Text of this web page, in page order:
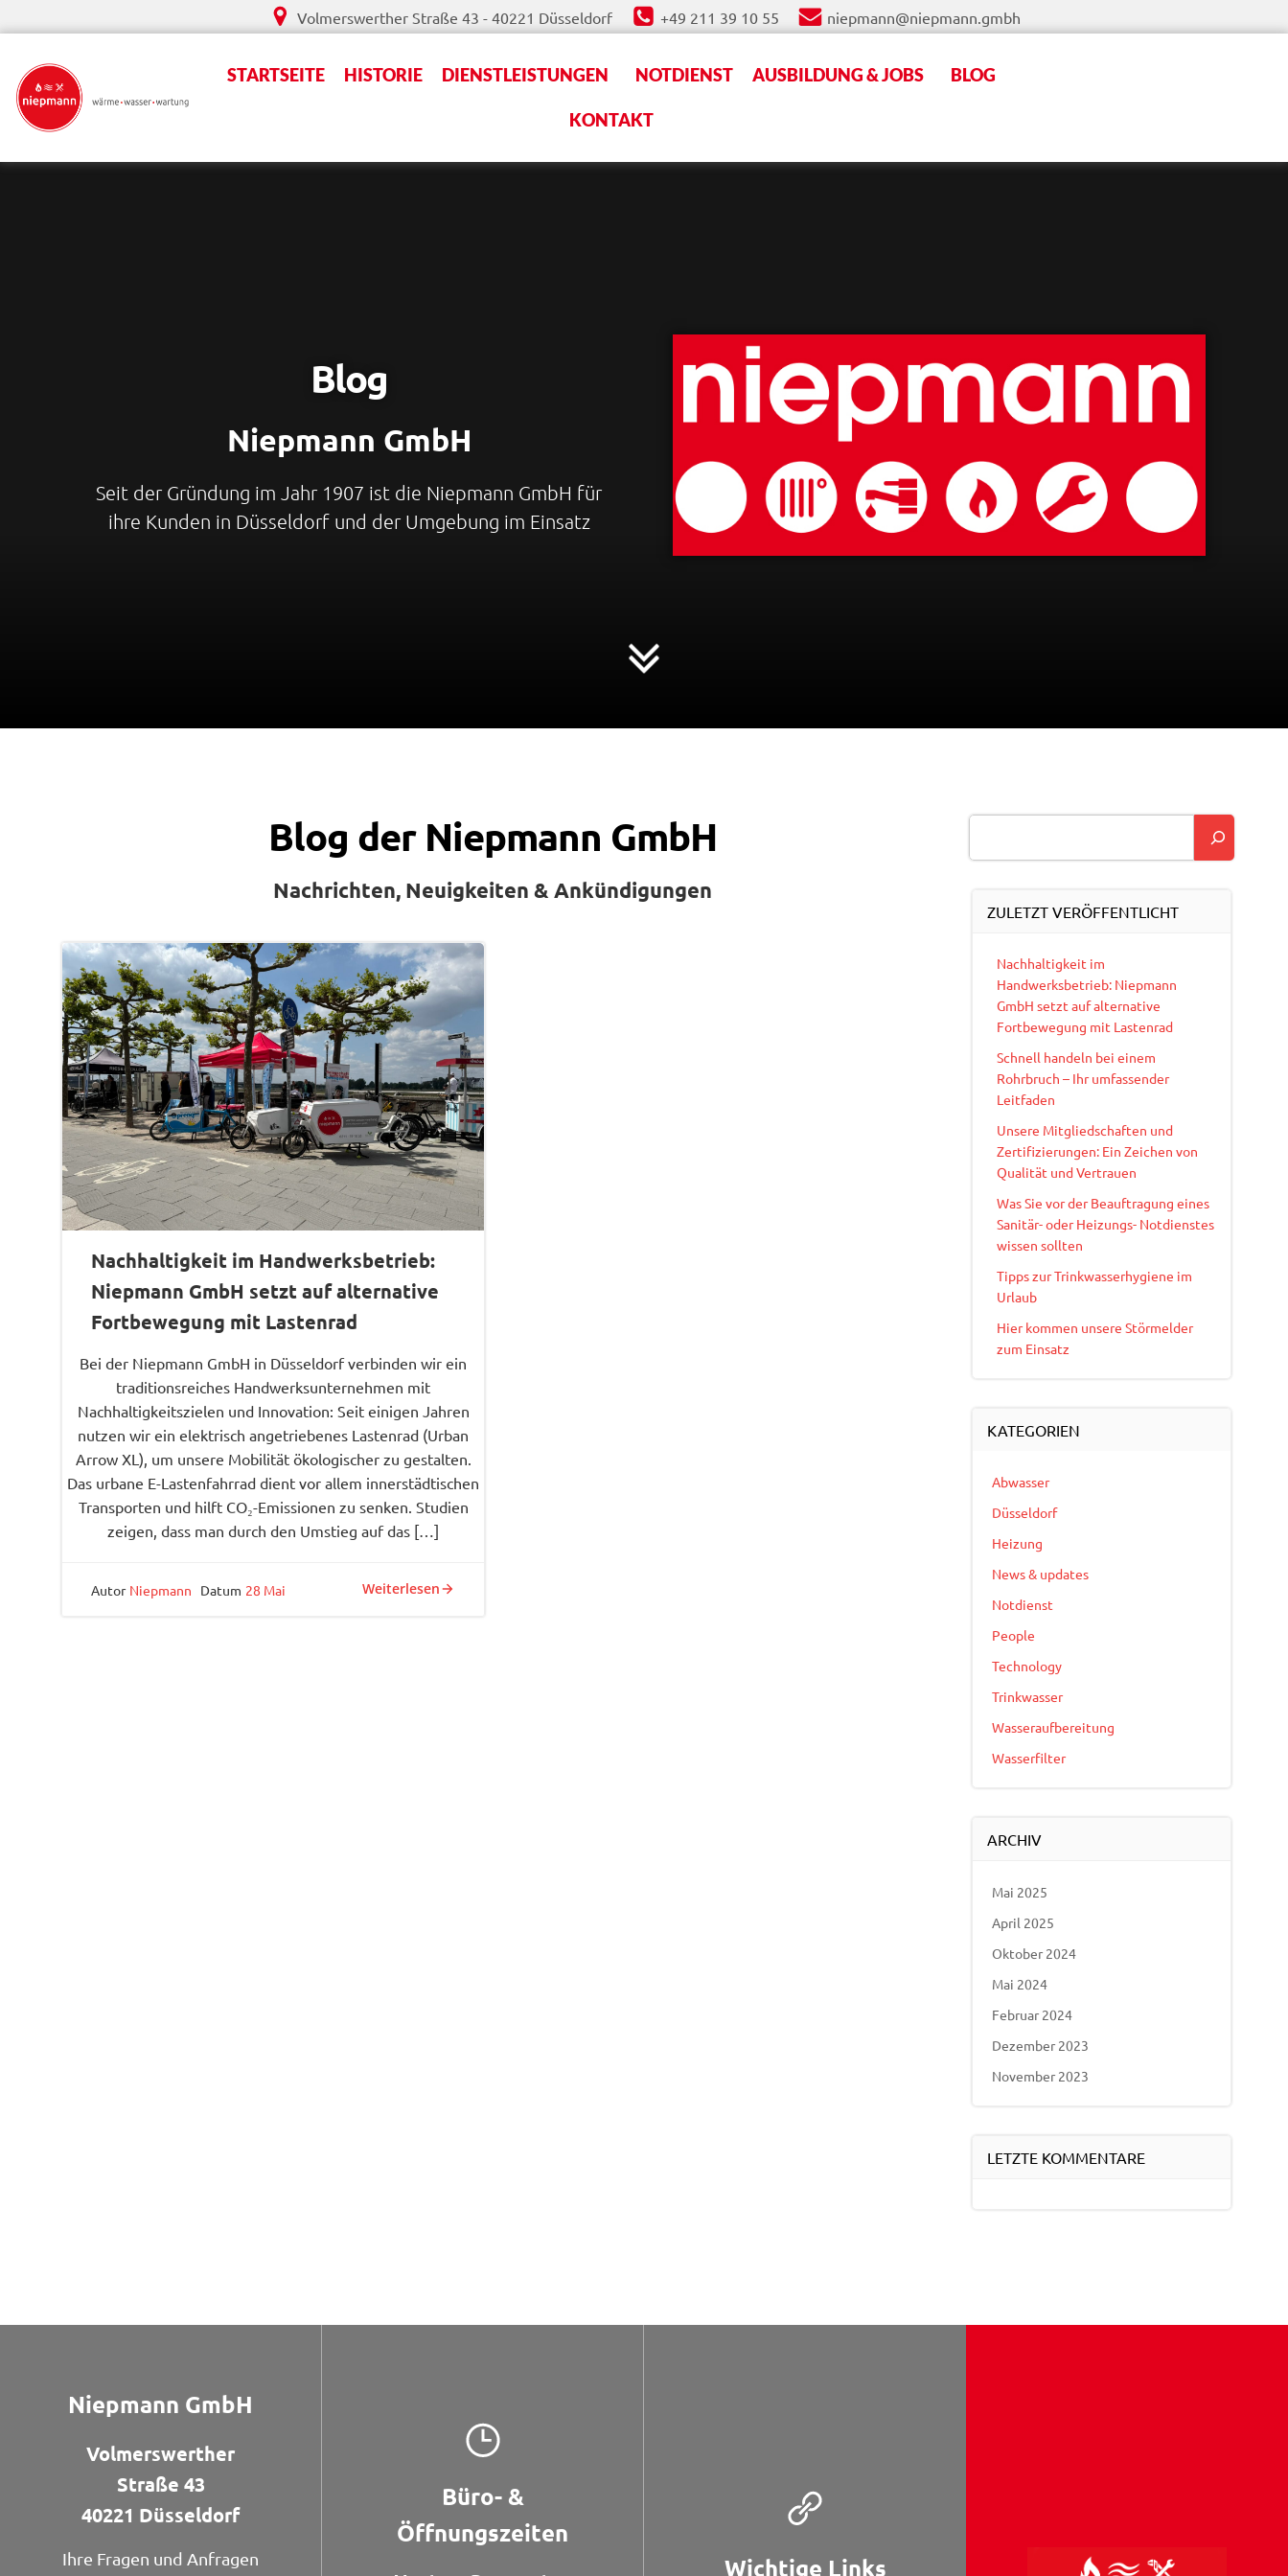
Inhalt
Volmerswerther Straße 43 - 40221 Düsseldorf +49 211 39 10 55 niepmann@niepmann.gmbh
STARTSEITE HISTORIE DIENSTLEISTUNGEN NOTDIENST AUSBILDUNG & JOBS BLOG
KONTAKT
Blog
Niepmann GmbH
Seit der Gründung im Jahr 1907 ist die Niepmann GmbH für
ihre Kunden in Düsseldorf und der Umgebung im Einsatz
Blog der Niepmann GmbH
Nachrichten, Neuigkeiten & Ankündigungen
Nachhaltigkeit im Handwerksbetrieb:
Niepmann GmbH setzt auf alternative
Fortbewegung mit Lastenrad
Bei der Niepmann GmbH in Düsseldorf verbinden wir ein
traditionsreiches Handwerksunternehmen mit
Nachhaltigkeitszielen und Innovation: Seit einigen Jahren
nutzen wir ein elektrisch angetriebenes Lastenrad (Urban
Arrow XL), um unsere Mobilität ökologischer zu gestalten.
Das urbane E-Lastenfahrrad dient vor allem innerstädtischen
Transporten und hilft CO₂-Emissionen zu senken. Studien
zeigen, dass man durch den Umstieg auf das […]
Autor Niepmann Datum 28 Mai Weiterlesen
Suchen
ZULETZT VERÖFFENTLICHT
Nachhaltigkeit im
Handwerksbetrieb: Niepmann
GmbH setzt auf alternative
Fortbewegung mit Lastenrad
Schnell handeln bei einem
Rohrbruch – Ihr umfassender
Leitfaden
Unsere Mitgliedschaften und
Zertifizierungen: Ein Zeichen von
Qualität und Vertrauen
Was Sie vor der Beauftragung eines
Sanitär- oder Heizungs- Notdienstes
wissen sollten
Tipps zur Trinkwasserhygiene im
Urlaub
Hier kommen unsere Störmelder
zum Einsatz
KATEGORIEN
Abwasser
Düsseldorf
Heizung
News & updates
Notdienst
People
Technology
Trinkwasser
Wasseraufbereitung
Wasserfilter
ARCHIV
Mai 2025
April 2025
Oktober 2024
Mai 2024
Februar 2024
Dezember 2023
November 2023
LETZTE KOMMENTARE
Niepmann GmbH
Volmerswerther
Straße 43
40221 Düsseldorf
Ihre Fragen und Anfragen
Büro- &
Öffnungszeiten
Wichtige Links